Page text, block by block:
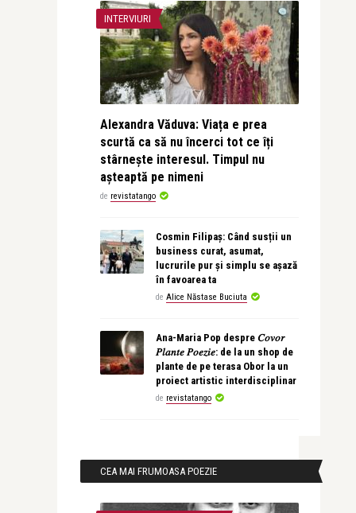
INTERVIURI
Alexandra Văduva: Viața e prea
scurtă ca să nu încerci tot ce îți
stârnește interesul. Timpul nu
așteaptă pe nimeni
de revistatango
Cosmin Filipaș: Când susții un
business curat, asumat,
lucrurile pur și simplu se așază
în favoarea ta
de Alice Năstase Buciuta
Ana-Maria Pop despre 𝐶𝑜𝑣𝑜𝑟
𝑃𝑙𝑎𝑛𝑡𝑒 𝑃𝑜𝑒𝑧𝑖𝑒: de la un shop de
plante de pe terasa Obor la un
proiect artistic interdisciplinar
de revistatango
CEA MAI FRUMOASA POEZIE